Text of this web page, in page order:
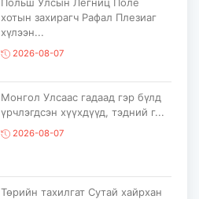
хотын захирагч Рафал Плезиаг
хүлээн...
2026-08-07
Монгол Улсаас гадаад гэр бүлд
үрчлэгдсэн хүүхдүүд, тэдний г...
2026-08-07
Төрийн тахилгат Сутай хайрхан